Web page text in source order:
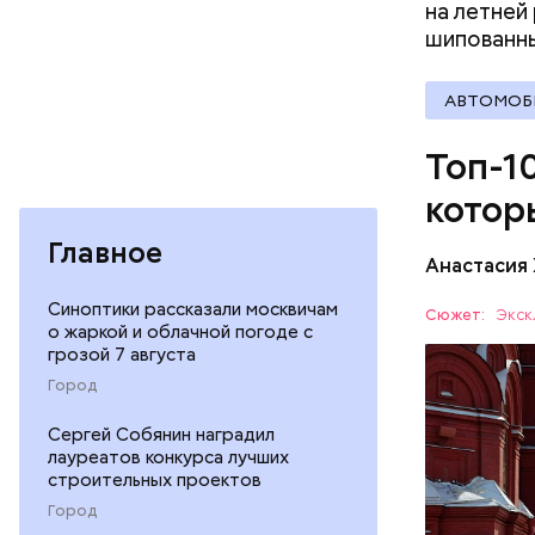
Главное
Синоптики рассказали москвичам
о жаркой и облачной погоде с
грозой 7 августа
Город
Сергей Собянин наградил
лауреатов конкурса лучших
строительных проектов
Город
на
Топ-
Сюжет:
Красная
столицы.
чтобы
России. С
году
в состав
ОТДЫХ
очередь.